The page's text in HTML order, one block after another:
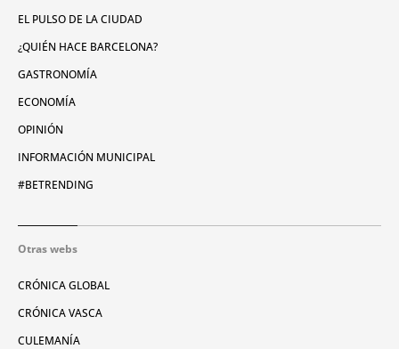
EL PULSO DE LA CIUDAD
¿QUIÉN HACE BARCELONA?
GASTRONOMÍA
ECONOMÍA
OPINIÓN
INFORMACIÓN MUNICIPAL
#BETRENDING
Otras webs
CRÓNICA GLOBAL
CRÓNICA VASCA
CULEMANÍA